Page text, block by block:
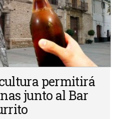
permitirá
junto al Bar